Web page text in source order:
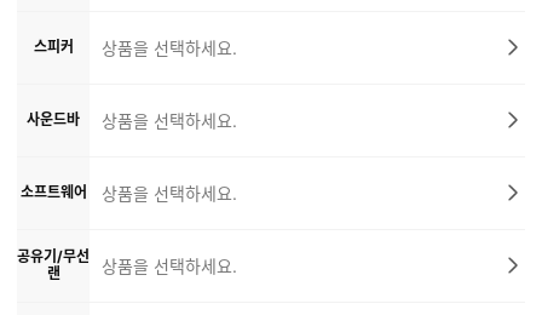
스피커 상품을 선택하세요.
사운드바 상품을 선택하세요.
소프트웨어 상품을 선택하세요.
공유기/무선
랜
상품을 선택하세요.